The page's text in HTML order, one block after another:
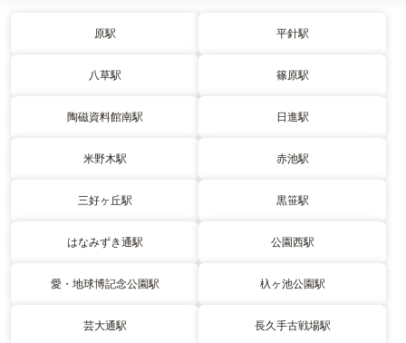
原駅 平針駅
八草駅 篠原駅
陶磁資料館南駅 日進駅
米野木駅 赤池駅
三好ヶ丘駅 黒笹駅
はなみずき通駅 公園西駅
愛・地球博記念公園駅 杁ヶ池公園駅
芸大通駅 長久手古戦場駅